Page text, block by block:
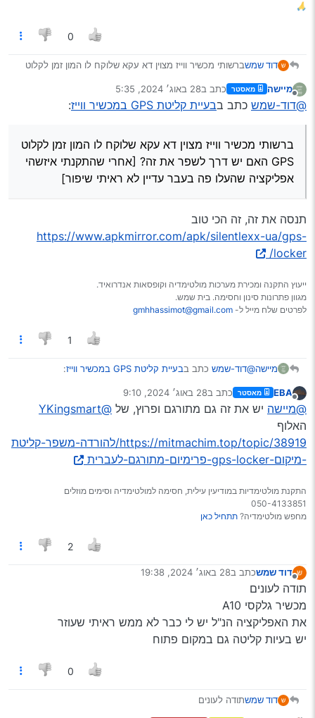
🙏
0
דוד שמשברשותי מכשיר ווייז מצוין דא עקא שלוקח לו המון זמן לקלוט
אפליקציה שהעלו פה בעבר עדיין לא ראיתי שיפור]
מיישה מאסטר כתב ב28 באוג׳ 2024, 5:35
נערך לאחרונה על ידי
@דוד-שמש כתב בבעיית קליטת GPS במכשיר ווייז :
ברשותי מכשיר ווייז מצוין דא עקא שלוקח לו המון זמן לקלוט
GPS האם יש דרך לשפר את זה? [אחרי שהתקנתי איזשהי
אפליקציה שהעלו פה בעבר עדיין לא ראיתי שיפור]
תנסה את זה, זה הכי טוב
https://www.apkmirror.com/apk/silentlexx-ua/gps-
locker/
ייעוץ התקנה ומכירת מערכות מולטימדיה וקופסאות אנדרואיד.
מגוון פתרונות סינון וחסימה. בית שמש.
לפרטים שלח מייל ל- gmhhassimot@gmail.com
1
מיישה@דוד-שמש כתב בבעיית קליטת GPS במכשיר ווייז :
ברשותי מכשיר ווייז מצוין דא עקא שלוקח לו המון זמן
https://www.apkmirror.com/apk/silentlexx-ua/gps-
locker/
EBA מאסטר כתב ב28 באוג׳ 2024, 9:10
נערך לאחרונה על ידי
@מיישה יש את זה גם מתורגם ופרוץ, של @YKingsmart
האלוף
https://mitmachim.top/topic/38919/להורדה-משפר-קליטת
-מיקום-gps-locker-פרימיום-מתורגם-לעברית
התקנת מולטימדיות במודיעין עילית, חסימה למולטימדיה וסימים מוזלים
050-4133851
מחפש מולטימדיה? תתחיל כאן
2
מנותק
דוד שמשכתב ב28 באוג׳ 2024, 19:38
נערך לאחרונה על ידי
תודה לעונים
מכשיר גלקסי A10
את האפליקציה הנ"ל יש לי כבר לא ממש ראיתי שעוזר
יש בעיות קליטה גם במקום פתוח
0
דוד שמשתודה לעונים